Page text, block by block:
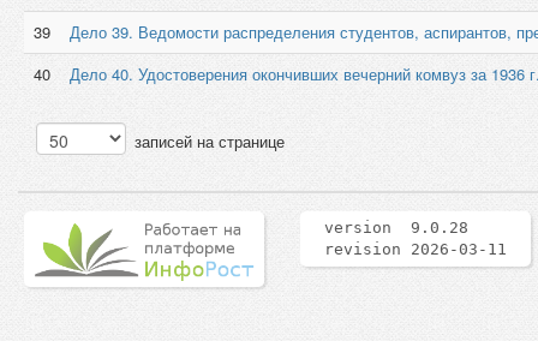
39
Дело 39. Ведомости распределения студентов, аспирантов,
40
Дело 40. Удостоверения окончивших вечерний комвуз за 1936
записей на странице
version 9.0.28
revision 2026-03-11